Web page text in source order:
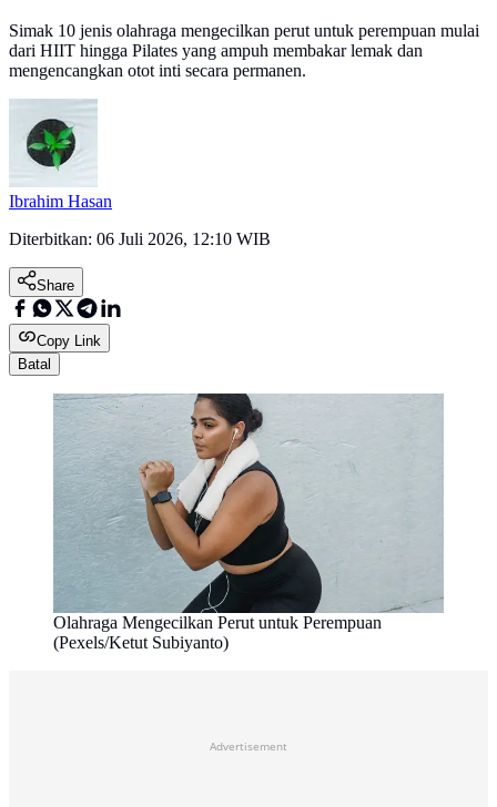
Simak 10 jenis olahraga mengecilkan perut untuk perempuan mulai
dari HIIT hingga Pilates yang ampuh membakar lemak dan
mengencangkan otot inti secara permanen.
Ibrahim Hasan
Diterbitkan: 06 Juli 2026, 12:10 WIB
Share
Copy Link
Batal
Olahraga Mengecilkan Perut untuk Perempuan
(Pexels/Ketut Subiyanto)
Advertisement